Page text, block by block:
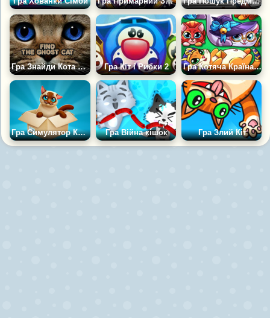
Гра Знайди Кота Привида Гра Кіт і Рибки 2 Гра Котяча Країна: Блокова Головоломка
Гра Симулятор Кота: Мої Вихованці Гра Війна кішок Гра Злий Кіт